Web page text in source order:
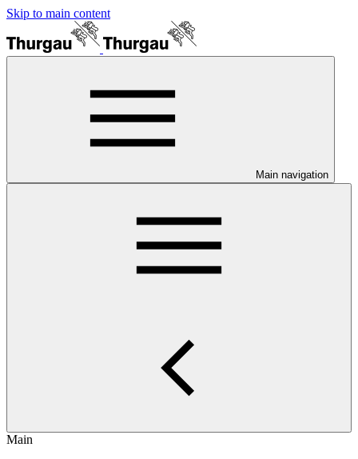
Skip to main content
Main navigation
Main